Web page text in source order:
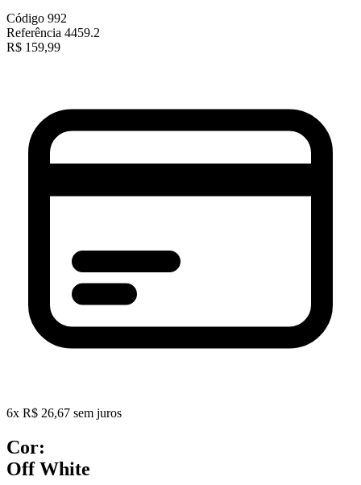
Código 992
Referência 4459.2
R$ 159,99
6x R$ 26,67 sem juros
Cor:
Off White